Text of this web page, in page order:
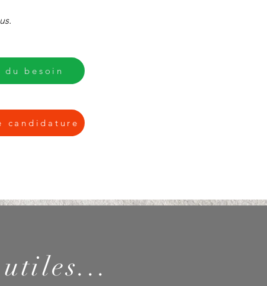
candidature
du besoin